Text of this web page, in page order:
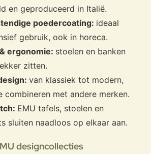
en geproduceerd in Italië.
poedercoating: ideaal
gebruik, ook in horeca.
ergonomie: stoelen en banken
zitten.
van klassiek tot modern,
combineren met andere merken.
EMU tafels, stoelen en
sluiten naadloos op elkaar aan.
designcollecties